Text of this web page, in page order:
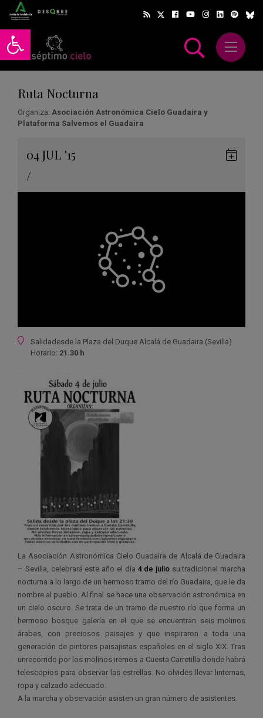
Abrir barra de herramientas
Abrir
Ruta Nocturna
Organiza: Asociación Astronómica Cielo Guadaira y
Plataforma Salvemos el Guadaira
04JUL '15
/
Ubicación
Salidadesde la Plaza del Duque Alcalá de Guadaira (Sevilla)
Horario: 21.30 h
La Asociación Astronómica Cielo Guadaira de Alcalá de Guadaira
– Sevilla, celebrará este año el día 4 de juliosu tradicional marcha
nocturna a lo largo de un hermoso tramo del río Guadaira, que le da
nombre al pueblo. Al final se hace una observación astronómica en
un cielo oscuro. Se trata de un tramo de nuestro río que forma un
hermoso bosque galería en el que se encuentran seis molinos
árabes, con preciosos paisajes y que inspiraron a toda una
generación de pintores paisajistas españoles en el siglo XIX. Tras
unrecorrido por los molinos iremos a Cuesta Carretilla donde habrá
telescopios para observar las estrellas. No olvides llevar linternas,
ropa y calzado adecuado.
A la marcha y observación asisten un gran número de asistentes.